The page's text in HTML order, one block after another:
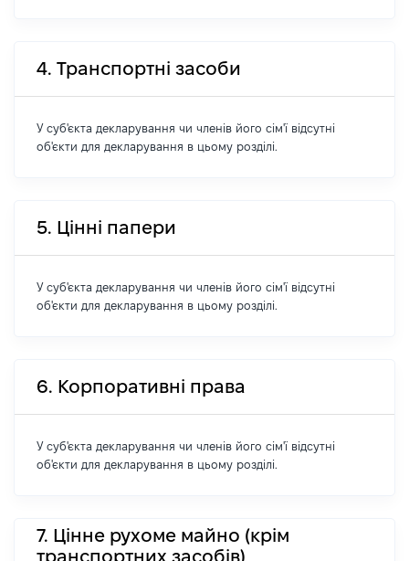
4. Транспортні засоби
У суб'єкта декларування чи членів його сім'ї відсутні
об'єкти для декларування в цьому розділі.
5. Цінні папери
У суб'єкта декларування чи членів його сім'ї відсутні
об'єкти для декларування в цьому розділі.
6. Корпоративні права
У суб'єкта декларування чи членів його сім'ї відсутні
об'єкти для декларування в цьому розділі.
7. Цінне рухоме майно (крім
транспортних засобів)